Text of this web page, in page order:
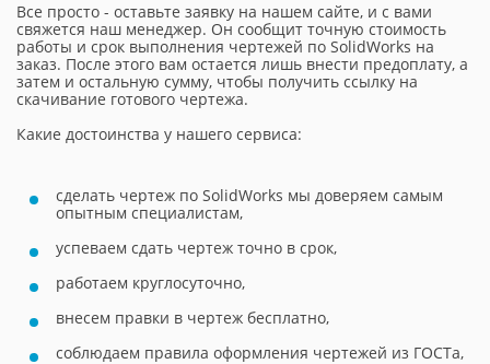
Все просто - оставьте заявку на нашем сайте, и с вами
свяжется наш менеджер. Он сообщит точную стоимость
работы и срок выполнения чертежей по SolidWorks на
заказ. После этого вам остается лишь внести предоплату, а
затем и остальную сумму, чтобы получить ссылку на
скачивание готового чертежа.
Какие достоинства у нашего сервиса:
сделать чертеж по SolidWorks мы доверяем самым
опытным специалистам,
успеваем сдать чертеж точно в срок,
работаем круглосуточно,
внесем правки в чертеж бесплатно,
соблюдаем правила оформления чертежей из ГОСТа,